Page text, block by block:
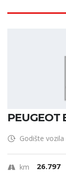
PEUGEOT
Godište vozila
km 26.797